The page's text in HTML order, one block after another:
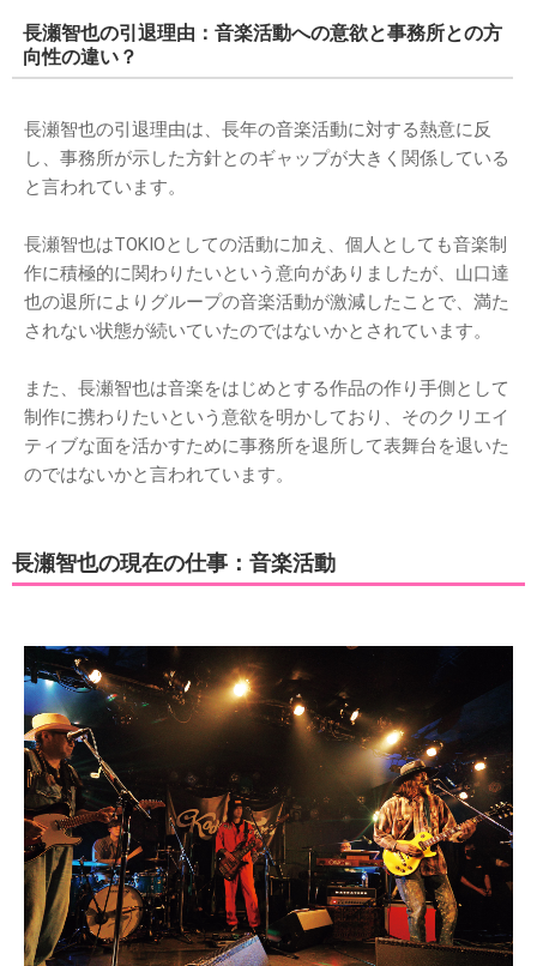
長瀬智也の引退理由：音楽活動への意欲と事務所との方
向性の違い？
長瀬智也の引退理由は、長年の音楽活動に対する熱意に反
し、事務所が示した方針とのギャップが大きく関係している
と言われています。
長瀬智也はTOKIOとしての活動に加え、個人としても音楽制
作に積極的に関わりたいという意向がありましたが、山口達
也の退所によりグループの音楽活動が激減したことで、満た
されない状態が続いていたのではないかとされています。
また、長瀬智也は音楽をはじめとする作品の作り手側として
制作に携わりたいという意欲を明かしており、そのクリエイ
ティブな面を活かすために事務所を退所して表舞台を退いた
のではないかと言われています。
長瀬智也の現在の仕事：音楽活動